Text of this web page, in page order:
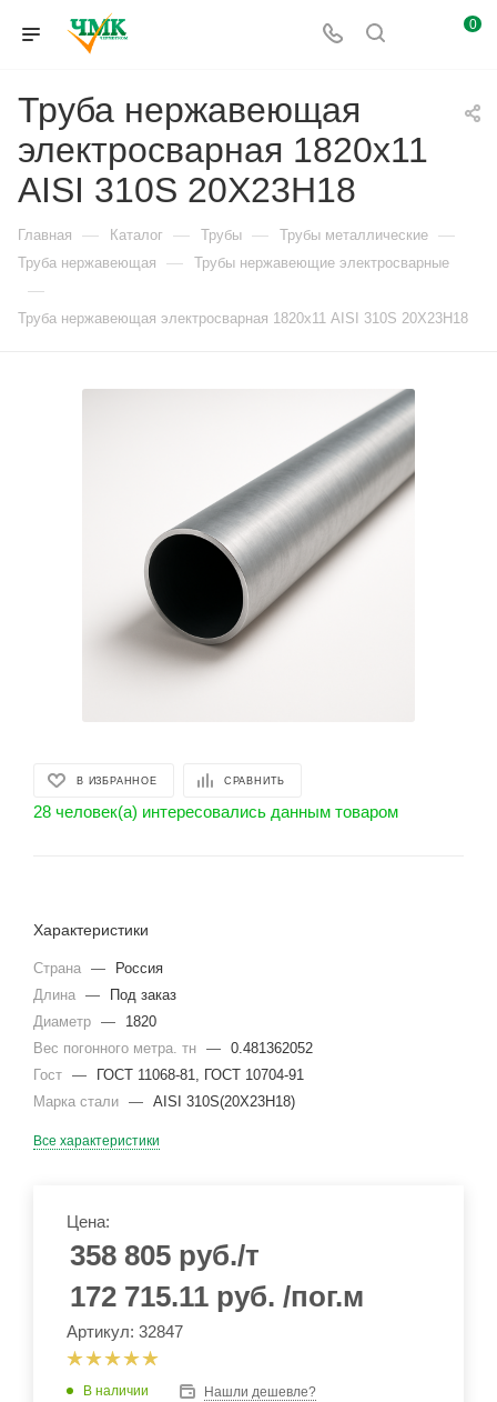
0
Труба нержавеющая
электросварная 1820х11
AISI 310S 20Х23Н18
Главная — Каталог — Трубы — Трубы металлические —
Труба нержавеющая — Трубы нержавеющие электросварные
—
Труба нержавеющая электросварная 1820х11 AISI 310S 20Х23Н18
В ИЗБРАННОЕ СРАВНИТЬ
28 человек(а) интересовались данным товаром
Характеристики
Страна —
Россия
Длина —
Под заказ
Диаметр —
1820
Вес погонного метра. тн — 0.481362052
Гост —
ГОСТ 11068-81, ГОСТ 10704-91
Марка стали — AISI 310S(20Х23Н18)
Все характеристики
Цена:
358 805 руб./т
172 715.11 руб. /пог.м
Артикул: 32847
В наличии Нашли дешевле?